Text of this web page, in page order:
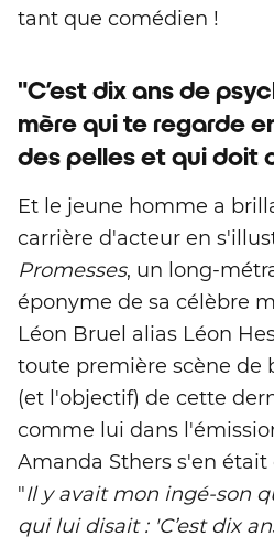
tant que comédien !
"C’est dix ans de
mère qui te regarde
des pelles et qui doit
Et le jeune homme a
carrière d'acteur en
Promesses, un long-
éponyme de sa célèbre
Léon Bruel alias Léon
toute première scène de
(et l'objectif) de cette
comme lui dans
Amanda Sthers s'en
"Il y avait mon ingé-son
qui lui disait : 'C’est dix